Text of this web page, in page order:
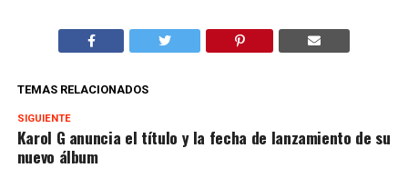
TEMAS RELACIONADOS
SIGUIENTE
Karol G anuncia el título y la fecha de lanzamiento de su
nuevo álbum